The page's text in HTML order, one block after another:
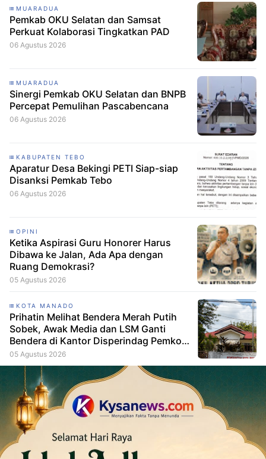
MUARADUA
Pemkab OKU Selatan dan Samsat
Perkuat Kolaborasi Tingkatkan PAD
06 Agustus 2026
MUARADUA
Sinergi Pemkab OKU Selatan dan BNPB
Percepat Pemulihan Pascabencana
06 Agustus 2026
KABUPATEN TEBO
Aparatur Desa Bekingi PETI Siap-siap
Disanksi Pemkab Tebo
06 Agustus 2026
OPINI
Ketika Aspirasi Guru Honorer Harus
Dibawa ke Jalan, Ada Apa dengan
Ruang Demokrasi?
05 Agustus 2026
KOTA MANADO
Prihatin Melihat Bendera Merah Putih
Sobek, Awak Media dan LSM Ganti
Bendera di Kantor Disperindag Pemkot
Manado
05 Agustus 2026